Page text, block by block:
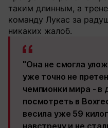
таким длинным, а
команду Лукас за
никаких жалоб.
"Она не смогла
уже точно не
чемпионки мира - в
посмотреть в
весила уже 59